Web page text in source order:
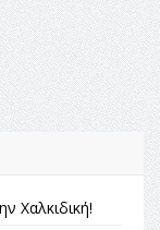
Χαλκιδική!